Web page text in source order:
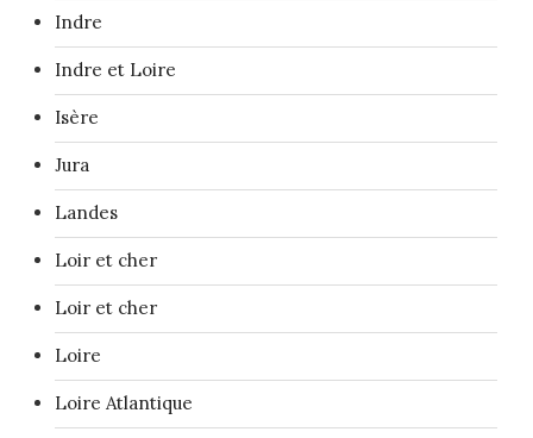
Indre
Indre et Loire
Isère
Jura
Landes
Loir et cher
Loir et cher
Loire
Loire Atlantique